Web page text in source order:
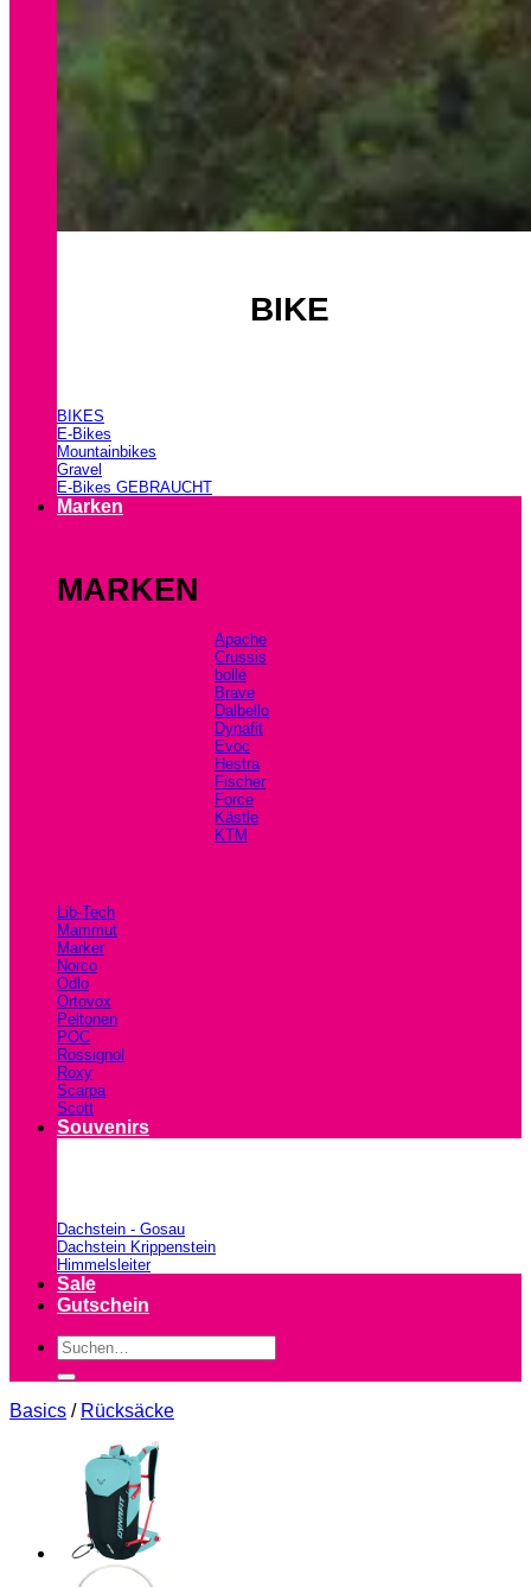
BIKE
BIKES
E-Bikes
Mountainbikes
Gravel
E-Bikes GEBRAUCHT
Marken
MARKEN
Apache
Crussis
bollé
Brave
Dalbello
Dynafit
Evoc
Hestra
Fischer
Force
Kästle
KTM
Lib-Tech
Mammut
Marker
Norco
Odlo
Ortovox
Peltonen
POC
Rossignol
Roxy
Scarpa
Scott
Souvenirs
Dachstein - Gosau
Dachstein Krippenstein
Himmelsleiter
Sale
Gutschein
Suchen
nach:
Basics / Rücksäcke